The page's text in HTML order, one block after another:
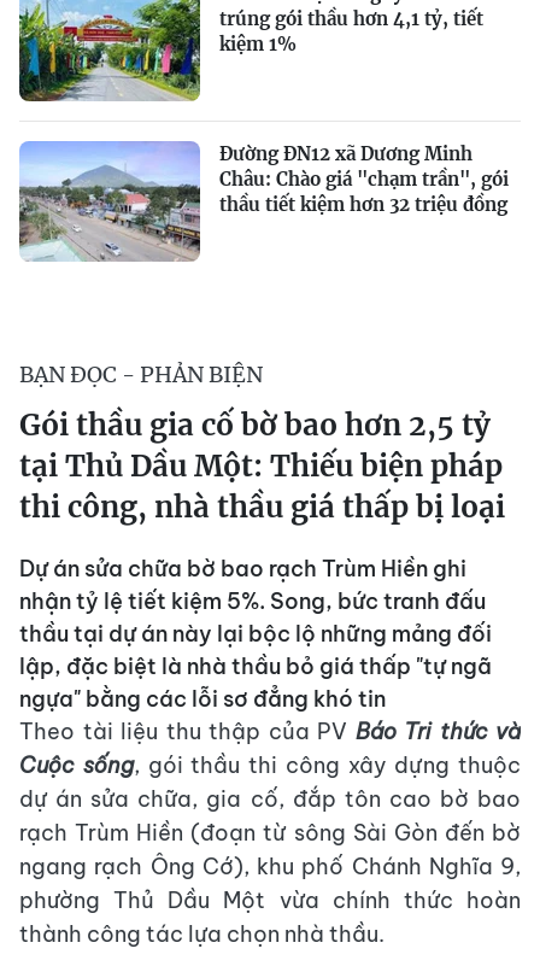
trúng gói thầu hơn 4,1 tỷ, tiết
kiệm 1%
Đường ĐN12 xã Dương Minh
Châu: Chào giá "chạm trần", gói
thầu tiết kiệm hơn 32 triệu đồng
BẠN ĐỌC - PHẢN BIỆN
Gói thầu gia cố bờ bao hơn 2,5 tỷ
tại Thủ Dầu Một: Thiếu biện pháp
thi công, nhà thầu giá thấp bị loại
Dự án sửa chữa bờ bao rạch Trùm Hiền ghi
nhận tỷ lệ tiết kiệm 5%. Song, bức tranh đấu
thầu tại dự án này lại bộc lộ những mảng đối
lập, đặc biệt là nhà thầu bỏ giá thấp "tự ngã
ngựa" bằng các lỗi sơ đẳng khó tin
Theo tài liệu thu thập của PV Báo Tri thức và
Cuộc sống, gói thầu thi công xây dựng thuộc
dự án sửa chữa, gia cố, đắp tôn cao bờ bao
rạch Trùm Hiền (đoạn từ sông Sài Gòn đến bờ
ngang rạch Ông Cớ), khu phố Chánh Nghĩa 9,
phường Thủ Dầu Một vừa chính thức hoàn
thành công tác lựa chọn nhà thầu.